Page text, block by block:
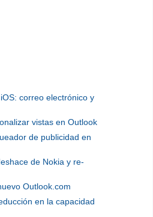
correo electrónico y
vistas en Outlook
de publicidad en
de Nokia y re-
Outlook.com
en la capacidad